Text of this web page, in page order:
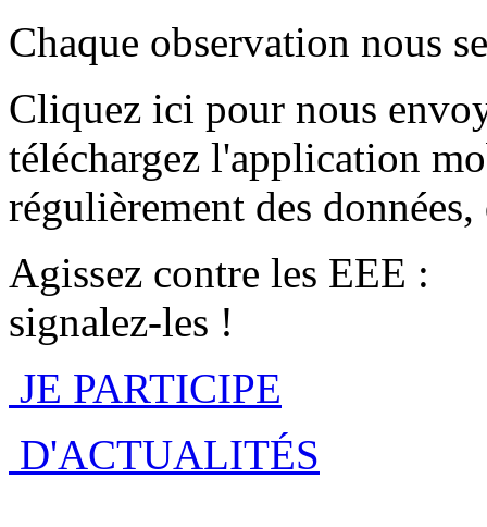
Chaque observation nous
Cliquez ici pour nous
téléchargez l'application
régulièrement des
Agissez contre les EEE :
signalez-les !
JE PARTICIPE
D'ACTUALITÉS